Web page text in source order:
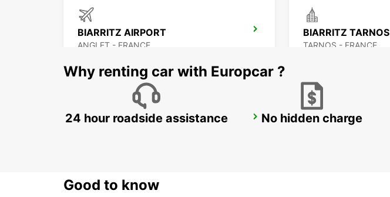
BIARRITZ AIRPORT
ANGLET - FRANCE
BIARRITZ TARNOS
TARNOS - FRANCE
PAMPLONA BILBAO AIRPORT
Why renting car with Europcar ?
24 hour roadside assistance No hidden charge
Good to know